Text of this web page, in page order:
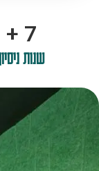
10
+
שנות